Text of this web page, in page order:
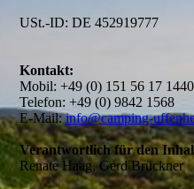
USt.-ID: DE 452919777
Kontakt:
Mobil: +49 (0) 151 56 17 1440
Telefon: +49 (0) 9842 1568
E-Mail:info@camping-
Verant­wort­lich für den
Renate Haag, Gerd Brückner